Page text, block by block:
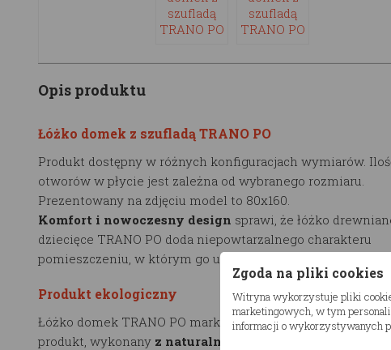
Opis produktu
Łóżko domek z szufladą TRANO PO
Produkt dostępny w różnych konfiguracjach wymiarów.
otworów w płycie jest zależna od wybranego rozmiaru.
Prezentowany na zdjęciu model to 80x160.
Komfort i nowoczesny design sprawi, że łóżko
dziecięce TRANO PO doda niepowtarzalnego charakteru
pomieszczeniu, w którym go ustawisz.
Produkt ekologiczny
Łóżko domek TRANO PO marki RESTWOOD to ekologiczny
produkt, wykonany z naturalnego drewna
Zgoda na pliki cookies
Witryna wykorzystuje pliki
marketingowych, w tym
informacji o wykorzystywanych